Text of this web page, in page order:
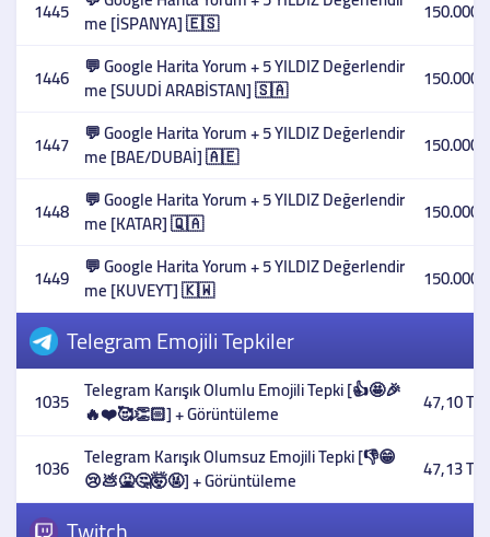
1445 me [İSPANYA] 🇪🇸
1446 💬 Google Harita Yorum + 5 YILDIZ Değerlendir
me [SUUDİ ARABİSTAN] 🇸🇦
1447 💬 Google Harita Yorum + 5 YILDIZ Değerlendir
me [BAE/DUBAİ] 🇦🇪
1448 💬 Google Harita Yorum + 5 YILDIZ Değerlendir
me [KATAR] 🇶🇦
1449 💬 Google Harita Yorum + 5 YILDIZ Değerlendir
me [KUVEYT] 🇰🇼
Telegram Emojili Tepkiler
1035 Telegram Karışık Olumlu Emojili Tepki [👍🤩🎉
🔥❤️🥰👏🏻] + Görüntüleme 47,10 TL
1036 Telegram Karışık Olumsuz Emojili Tepki [👎😁
😢💩🤮🤔🤯🤬] + Görüntüleme 47,13 TL